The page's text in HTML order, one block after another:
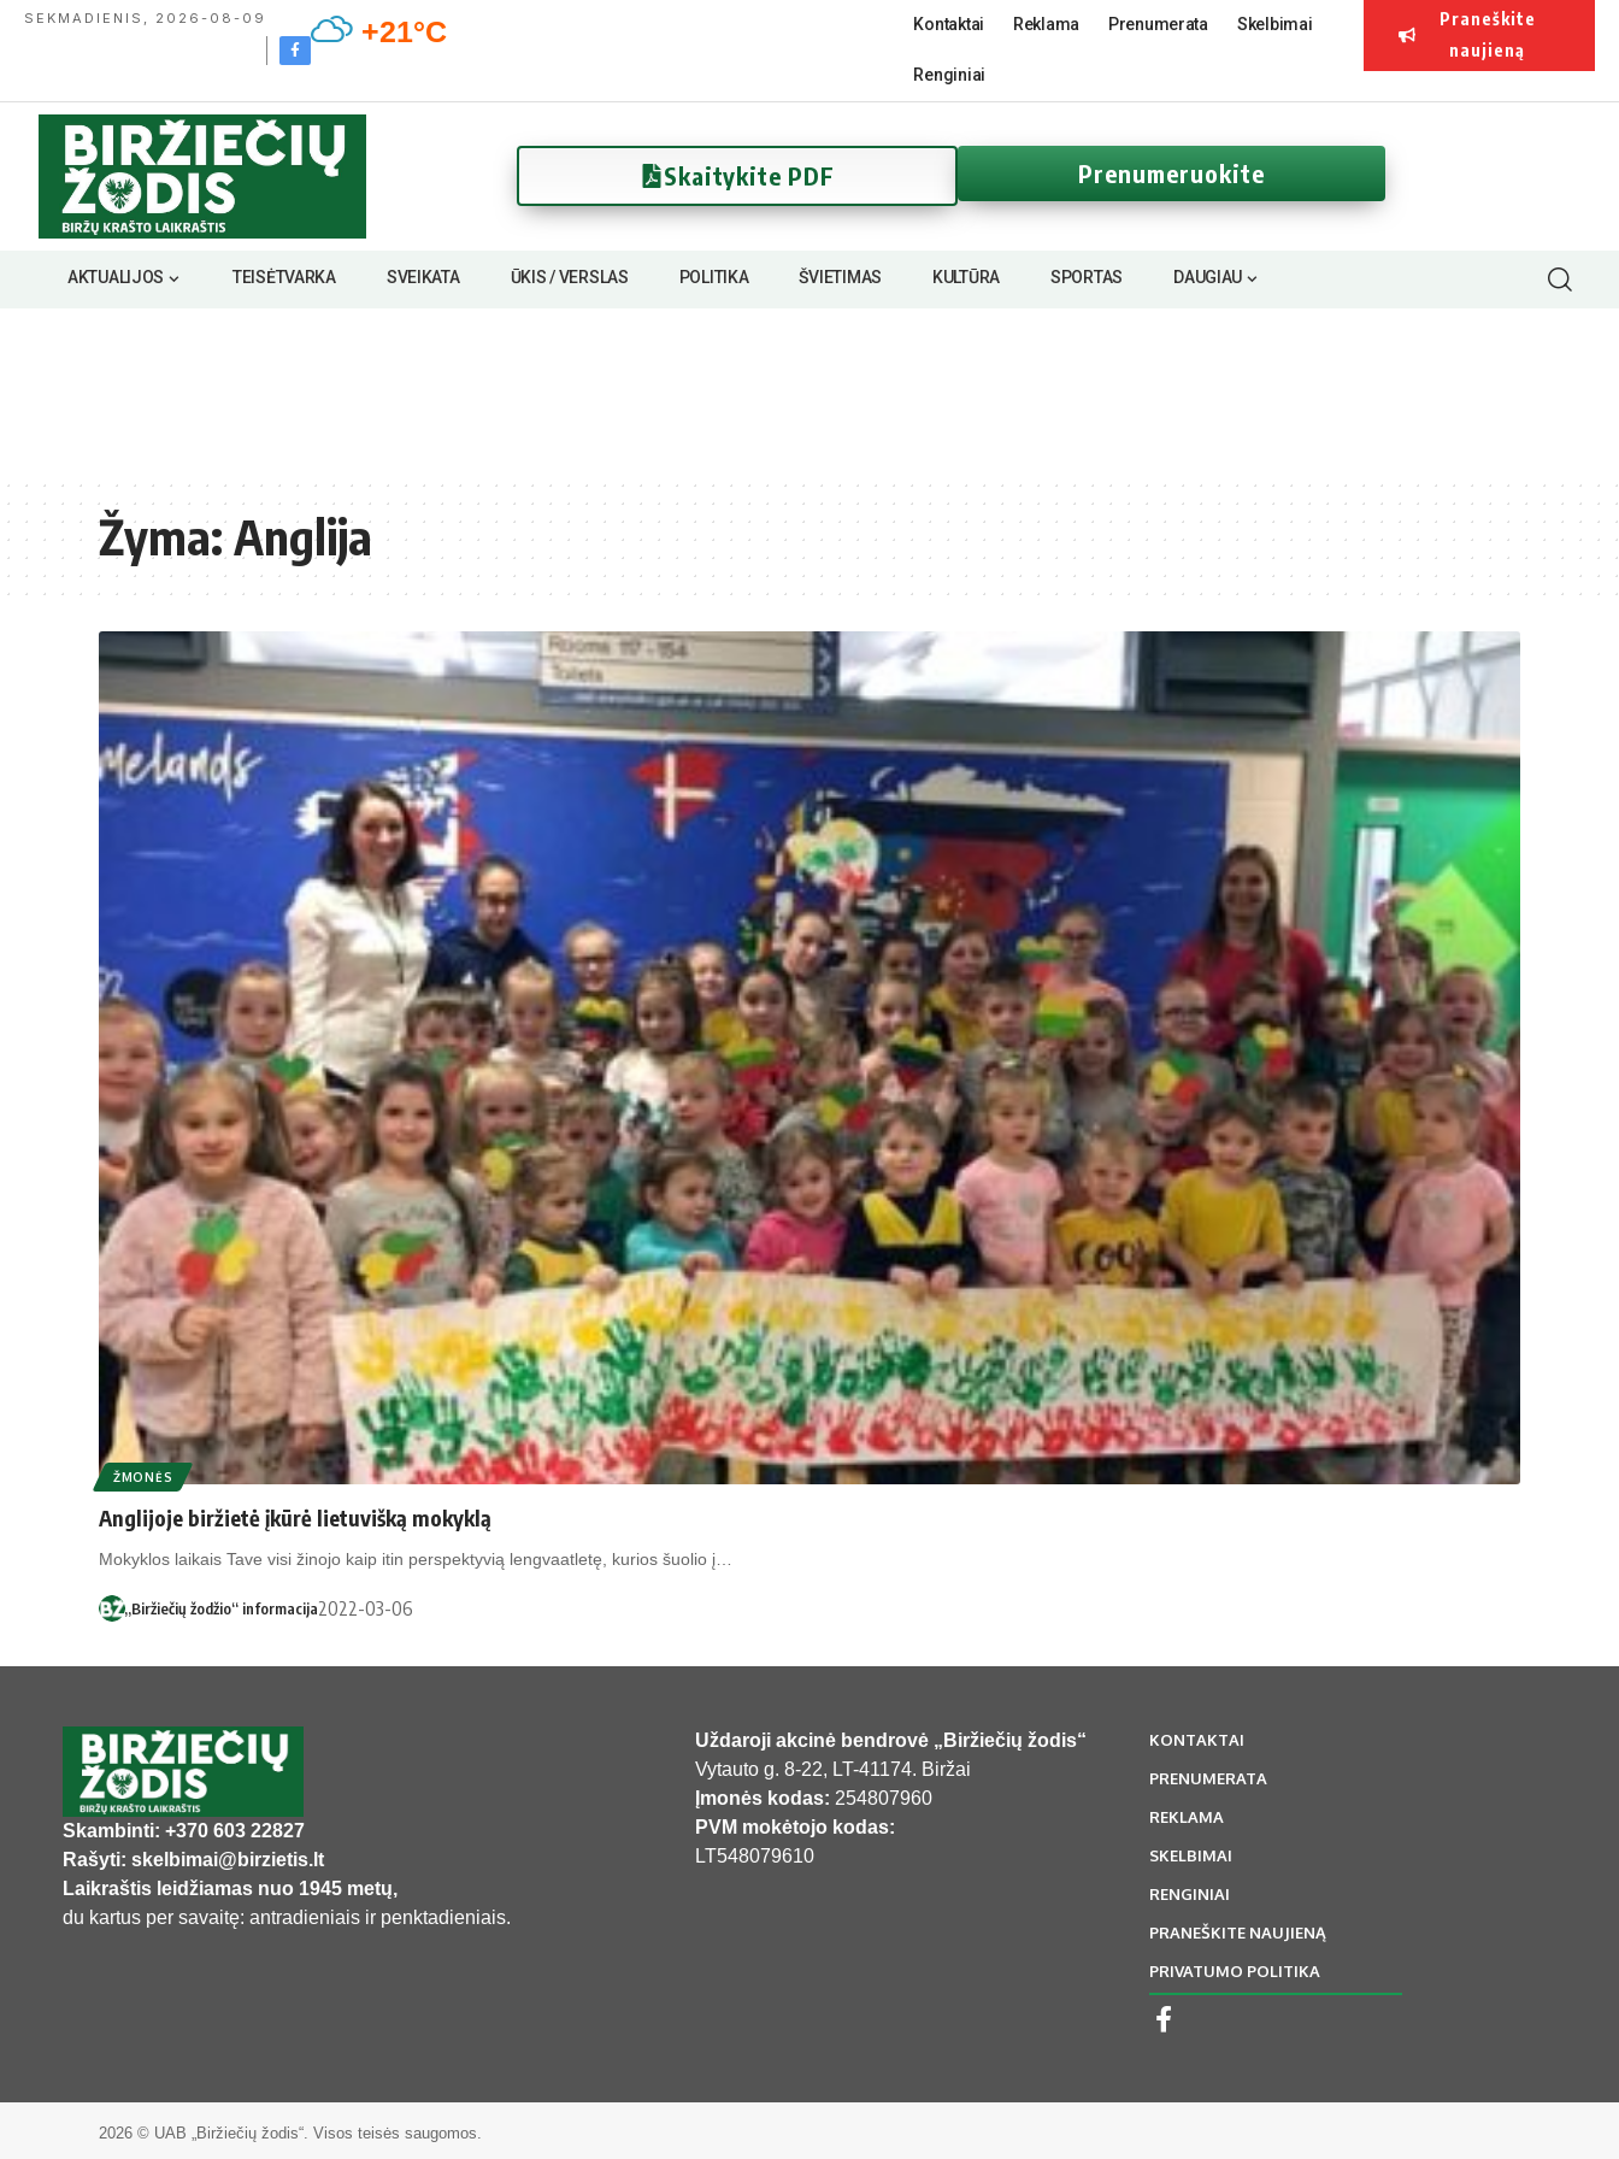
SEKMADIENIS, 2026-08-09 +21°C Kontaktai Reklama Prenumerata Skelbimai
Renginiai
Praneškite
naujieną
Skaitykite PDF Prenumeruokite
AKTUALIJOS TEISĖTVARKA SVEIKATA ŪKIS / VERSLAS POLITIKA ŠVIETIMAS KULTŪRA SPORTAS DAUGIAU
Žyma:Anglija
ŽMONĖS
Anglijoje biržietė įkūrė lietuvišką mokyklą
Mokyklos laikais Tave visi žinojo kaip itin perspektyvią lengvaatletę, kurios šuolio į…
„Biržiečių žodžio“ informacija2022-03-06
Skambinti: +370 603 22827
Rašyti: skelbimai@birzietis.lt
Laikraštis leidžiamas nuo 1945 metų,
du kartus per savaitę: antradieniais ir penktadieniais.
Uždaroji akcinė bendrovė „Biržiečių žodis“
Vytauto g. 8-22, LT-41174. Biržai
Įmonės kodas: 254807960
PVM mokėtojo kodas:
LT548079610
KONTAKTAI
PRENUMERATA
REKLAMA
SKELBIMAI
RENGINIAI
PRANEŠKITE NAUJIENĄ
PRIVATUMO POLITIKA
2026 © UAB „Biržiečių žodis“. Visos teisės saugomos.